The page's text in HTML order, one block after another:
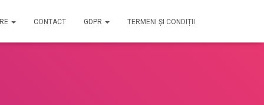
CONTACT GDPR TERMENI ȘI CONDIȚII